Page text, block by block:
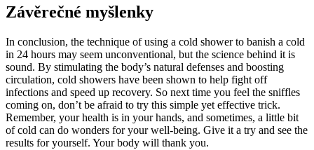
Závěrečné myšlenky
In conclusion, the technique of using a cold shower to banish a cold
in 24 hours may seem unconventional, but the science behind it is
sound. By stimulating the body’s natural defenses and boosting
circulation, cold showers have been shown to help fight off
infections and speed up recovery. So next time you feel the sniffles
coming on, don’t be afraid to try this simple yet effective trick.
Remember, your health is in your hands, and sometimes, a little bit
of cold can do wonders for your well-being. Give it a try and see the
results for yourself. Your body will thank you.